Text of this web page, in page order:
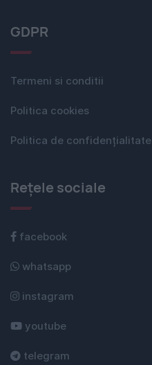
GDPR
Termeni si conditii
Politica cookies
Politica de confidențialitate
Rețele sociale
facebook
whatsapp
instagram
youtube
telegram